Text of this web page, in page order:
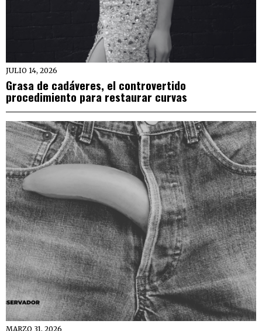
JULIO 14, 2026
Grasa de cadáveres, el controvertido
procedimiento para restaurar curvas
MARZO 31, 2026